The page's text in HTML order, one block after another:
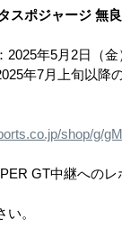
スポジャージ 無
2025年5月2日（
年7月上旬以降
shop/g/
GT中継への
。